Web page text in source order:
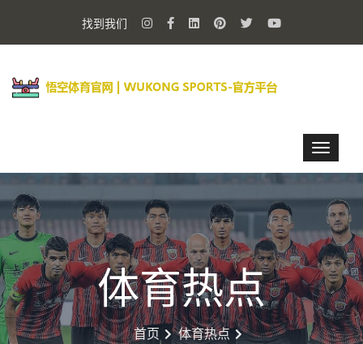
找到我们
体育热点
首页
体育热点